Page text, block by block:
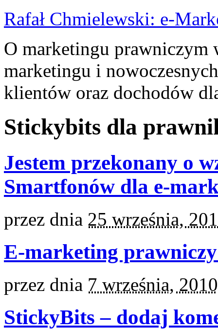
Rafał Chmielewski: e-
O marketingu prawniczym
marketingu i
klientów oraz dochodów
Stickybits dla
Jestem przekonany o
Smartfonów dla e-
przez dnia 25 września,
E-marketing
przez dnia 7 września, 2010
StickyBits – dodaj